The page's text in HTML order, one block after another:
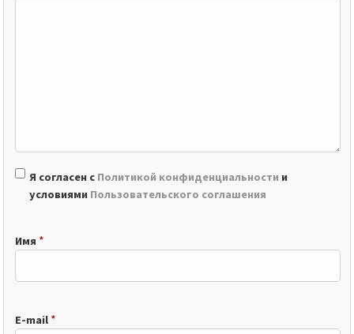
Я согласен с Политикой конфиденциальности и
условиями Пользовательского соглашения
Имя *
E-mail *